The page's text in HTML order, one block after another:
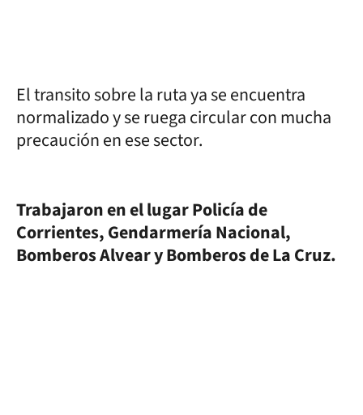
El transito sobre la ruta ya se encuentra
normalizado y se ruega circular con mucha
precaución en ese sector.
Trabajaron en el lugar Policía de
Corrientes, Gendarmería Nacional,
Bomberos Alvear y Bomberos de La Cruz.